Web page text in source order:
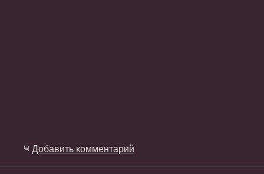
Добавить комментарий